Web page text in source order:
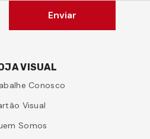
Enviar
VISUAL
Conosco
Visual
Somos